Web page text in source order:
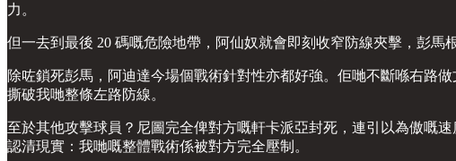
力。
但一去到最後 20 碼嘅危險地帶，阿仙奴就會即刻收窄防線夾擊，彭馬
除咗鎖死彭馬，阿迪達今場個戰術針對性亦都好強。佢哋不斷喺右路
撕破我哋整條左路防線。
至於其他攻擊球員？尼圖完全俾對方嘅軒卡派亞封死，連引以為傲嘅
認清現實：我哋嘅整體戰術係被對方完全壓制。